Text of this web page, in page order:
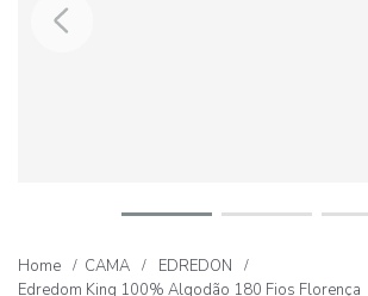
CAMA
EDREDON
Edredom King 100% Algodão 180 Fios Florença